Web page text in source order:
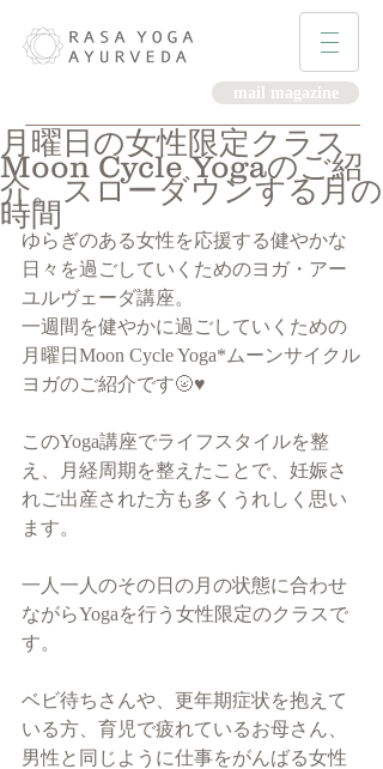
mail magazine
月曜日の女性限定クラス
Moon Cycle Yogaのご紹
介。スローダウンする月の
時間
ゆらぎのある女性を応援する健やかな
日々を過ごしていくためのヨガ・アー
ユルヴェーダ講座。
一週間を健やかに過ごしていくための
月曜日Moon Cycle Yoga*ムーンサイクル
ヨガのご紹介です🌝♥️
このYoga講座でライフスタイルを整
え、月経周期を整えたことで、妊娠さ
れご出産された方も多くうれしく思い
ます。
一人一人のその日の月の状態に合わせ
ながらYogaを行う女性限定のクラスで
す。
ベビ待ちさんや、更年期症状を抱えて
いる方、育児で疲れているお母さん、
男性と同じように仕事をがんばる女性